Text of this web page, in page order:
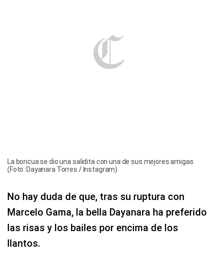
No hay duda de que, tras su ruptura con
Marcelo Gama, la bella Dayanara ha preferido
las risas y los bailes por encima de los